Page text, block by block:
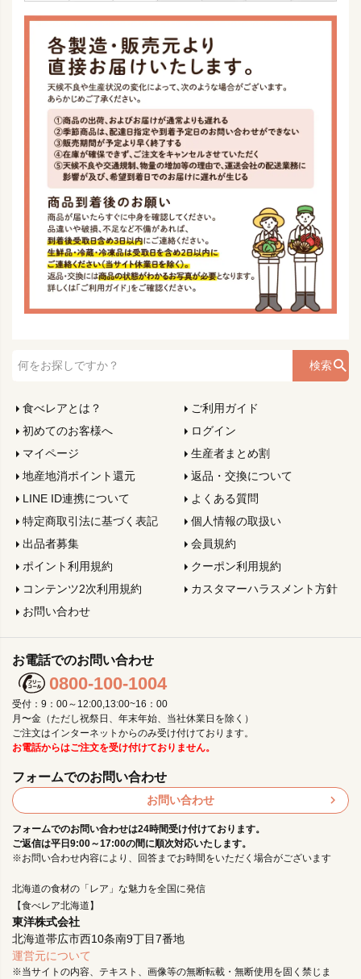
検索
食べレアとは？
ご利用ガイド
初めてのお客様へ
ログイン
マイページ
生産者まとめ割
地産地消ポイント還元
返品・交換について
LINE ID連携について
よくある質問
特定商取引法に基づく表記
個人情報の取扱い
出品者募集
会員規約
ポイント利用規約
クーポン利用規約
コンテンツ2次利用規約
カスタマーハラスメント方針
お問い合わせ
北海道の食材の「レア」な魅力を全国に発信
【食べレア北海道】
東洋株式会社
北海道帯広市西10条南9丁目7番地
運営元について
※当サイトの内容、テキスト、画像等の無断転載・無断使用を固く禁じま
お電話でのお問い合わせ
0800-100-1004
受付：9：00～12:00,13:00~16：00
月〜金（ただし祝祭日、年末年始、当社休業日を除く）
ご注文はインターネットからのみ受け付けております。
お電話からはご注文を受け付けておりません。
フォームでのお問い合わせ
お問い合わせ
フォームでのお問い合わせは24時間受け付けております。
ご返信は平日9:00～17:00の間に順次対応いたします。
※お問い合わせ内容により、回答までお時間をいただく場合がございます